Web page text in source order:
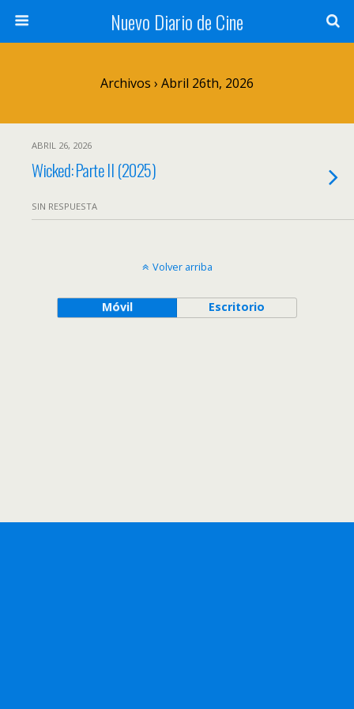
Nuevo Diario de Cine
Archivos › Abril 26th, 2026
ABRIL 26, 2026
Wicked: Parte II (2025)
SIN RESPUESTA
Volver arriba
Móvil Escritorio